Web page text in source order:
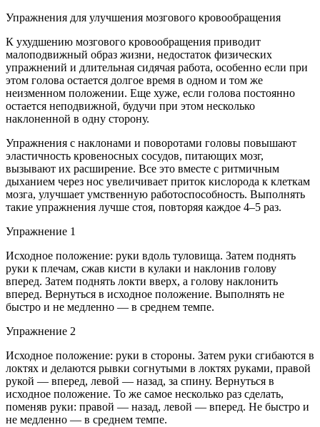
Упражнения для улучшения мозгового кровообращения
К ухудшению мозгового кровообращения приводит
малоподвижный образ жизни, недостаток физических
упражнений и длительная сидячая работа, особенно если при
этом голова остается долгое время в одном и том же
неизменном положении. Еще хуже, если голова постоянно
остается неподвижной, будучи при этом несколько
наклоненной в одну сторону.
Упражнения с наклонами и поворотами головы повышают
эластичность кровеносных сосудов, питающих мозг,
вызывают их расширение. Все это вместе с ритмичным
дыханием через нос увеличивает приток кислорода к клеткам
мозга, улучшает умственную работоспособность. Выполнять
такие упражнения лучше стоя, повторяя каждое 4–5 раз.
Упражнение 1
Исходное положение: руки вдоль туловища. Затем поднять
руки к плечам, сжав кисти в кулаки и наклонив голову
вперед. Затем поднять локти вверх, а голову наклонить
вперед. Вернуться в исходное положение. Выполнять не
быстро и не медленно — в среднем темпе.
Упражнение 2
Исходное положение: руки в стороны. Затем руки сгибаются в
локтях и делаются рывки согнутыми в локтях руками, правой
рукой — вперед, левой — назад, за спину. Вернуться в
исходное положение. То же самое несколько раз сделать,
поменяв руки: правой — назад, левой — вперед. Не быстро и
не медленно — в среднем темпе.